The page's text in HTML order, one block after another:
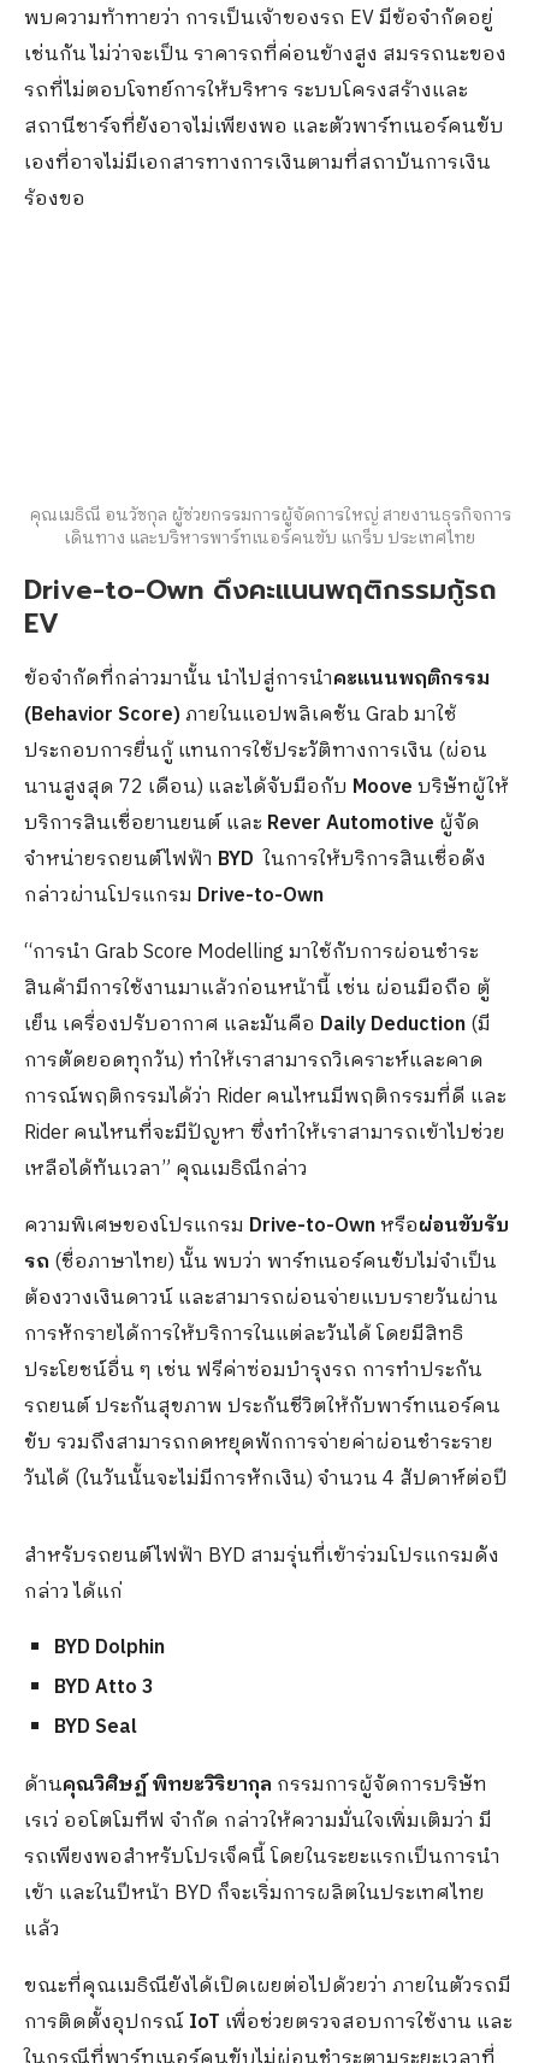
พบความท้าทายว่า การเป็นเจ้าของรถ EV มีข้อจำกัดอยู่
เช่นกัน ไม่ว่าจะเป็น ราคารถที่ค่อนข้างสูง สมรรถนะของ
รถที่ไม่ตอบโจทย์การให้บริหาร ระบบโครงสร้างและ
สถานีชาร์จที่ยังอาจไม่เพียงพอ และตัวพาร์ทเนอร์คนขับ
เองที่อาจไม่มีเอกสารทางการเงินตามที่สถาบันการเงิน
ร้องขอ
คุณเมธิณี อนวัชกุล ผู้ช่วยกรรมการผู้จัดการใหญ่ สายงานธุรกิจการ
เดินทาง และบริหารพาร์ทเนอร์คนขับ แกร็บ ประเทศไทย
Drive-to-Own ดึงคะแนนพฤติกรรมกู้รถ
EV
ข้อจำกัดที่กล่าวมานั้น นำไปสู่การนำคะแนนพฤติกรรม
(Behavior Score)ภายในแอปพลิเคชัน Grab มาใช้
ประกอบการยื่นกู้ แทนการใช้ประวัติทางการเงิน (ผ่อน
นานสูงสุด 72 เดือน) และได้จับมือกับ Mooveบริษัทผู้ให้
บริการสินเชื่อยานยนต์ และ Rever Automotive ผู้จัด
จำหน่ายรถยนต์ไฟฟ้า BYDในการให้บริการสินเชื่อดัง
กล่าวผ่านโปรแกรม Drive-to-Own
“การนำ Grab Score Modelling มาใช้กับการผ่อนชำระ
สินค้ามีการใช้งานมาแล้วก่อนหน้านี้ เช่น ผ่อนมือถือ ตู้
เย็น เครื่องปรับอากาศ และมันคือ Daily Deduction(มี
การตัดยอดทุกวัน) ทำให้เราสามารถวิเคราะห์และคาด
การณ์พฤติกรรมได้ว่า Rider คนไหนมีพฤติกรรมที่ดี และ
Rider คนไหนที่จะมีปัญหา ซึ่งทำให้เราสามารถเข้าไปช่วย
เหลือได้ทันเวลา” คุณเมธิณีกล่าว
ความพิเศษของโปรแกรม Drive-to-Ownหรือผ่อนขับรับ
รถ (ชื่อภาษาไทย) นั้น พบว่า พาร์ทเนอร์คนขับไม่จำเป็น
ต้องวางเงินดาวน์ และสามารถผ่อนจ่ายแบบรายวันผ่าน
การหักรายได้การให้บริการในแต่ละวันได้ โดยมีสิทธิ
ประโยชน์อื่น ๆ เช่น ฟรีค่าซ่อมบำรุงรถ การทำประกัน
รถยนต์ ประกันสุขภาพ ประกันชีวิตให้กับพาร์ทเนอร์คน
ขับ รวมถึงสามารถกดหยุดพักการจ่ายค่าผ่อนชำระราย
วันได้ (ในวันนั้นจะไม่มีการหักเงิน) จำนวน 4 สัปดาห์ต่อปี
สำหรับรถยนต์ไฟฟ้า BYD สามรุ่นที่เข้าร่วมโปรแกรมดัง
กล่าว ได้แก่
BYD Dolphin
BYD Atto 3
BYD Seal
ด้านคุณวิศิษฏ์ พิทยะวิริยากุล กรรมการผู้จัดการบริษัท
เรเว่ ออโตโมทีฟ จำกัด กล่าวให้ความมั่นใจเพิ่มเติมว่า มี
รถเพียงพอสำหรับโปรเจ็คนี้ โดยในระยะแรกเป็นการนำ
เข้า และในปีหน้า BYD ก็จะเริ่มการผลิตในประเทศไทย
แล้ว
ขณะที่คุณเมธิณียังได้เปิดเผยต่อไปด้วยว่า ภายในตัวรถมี
การติดตั้งอุปกรณ์IoT เพื่อช่วยตรวจสอบการใช้งาน และ